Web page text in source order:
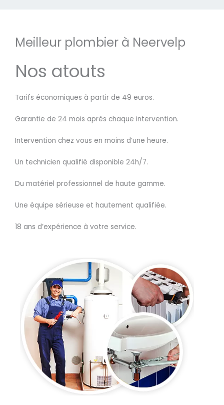
Meilleur plombier à Neervelp
Nos atouts
Tarifs économiques à partir de 49 euros.
Garantie de 24 mois après chaque intervention.
Intervention chez vous en moins d’une heure.
Un technicien qualifié disponible 24h/7.
Du matériel professionnel de haute gamme.
Une équipe sérieuse et hautement qualifiée.
18 ans d’expérience à votre service.